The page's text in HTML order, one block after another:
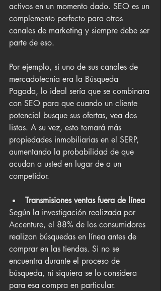
activos en un momento dado. SEO es un
complemento perfecto para otros
canales de marketing y siempre debe ser
parte de eso.
Por ejemplo, si uno de sus canales de
mercadotecnia era la Búsqueda
Pagada, lo ideal sería que se combinara
con SEO para que cuando un cliente
potencial busque sus ofertas, vea dos
listas. A su vez, esto tomará más
propiedades inmobiliarias en el SERP,
aumentando la probabilidad de que
acudan a usted en lugar de a un
competidor.
Transmisiones ventas fuera de línea
Según la investigación realizada por
Accenture, el 88% de los consumidores
realizan búsquedas en línea antes de
comprar en las tiendas. Si no se
encuentra durante el proceso de
búsqueda, ni siquiera se lo considera
para esa compra en particular.